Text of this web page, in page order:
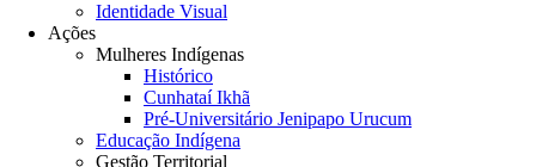
Identidade Visual
Ações
Mulheres Indígenas
Histórico
Cunhataí Ikhã
Pré-Universitário Jenipapo Urucum
Educação Indígena
Gestão Territorial